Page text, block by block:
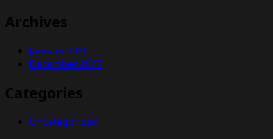
Archives
January 2026
December 2025
Categories
Uncategorized